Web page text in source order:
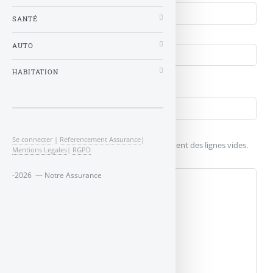
Courriel (non publié)
Votre message
Pour créer des paragraphes, laissez simplement des lignes vides.
SANTÉ
AUTO
HABITATION
Se connecter | Referencement Assurance|
Mentions Legales| RGPD
-2026 — Notre Assurance